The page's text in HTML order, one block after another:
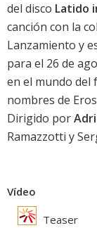
del disco Latido
canción con la
Lanzamiento y
para el 26 de
en el mundo del
nombres de
Dirigido por
Ramazzotti y
Vídeo
Teaser